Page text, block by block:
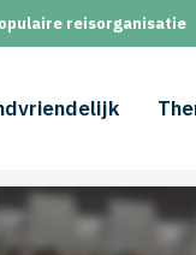
reisorganisatie